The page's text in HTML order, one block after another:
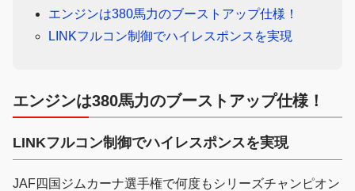
エンジンは380馬力のブーストアップ仕様！
LINKフルコン制御でハイレスポンスを実現
エンジンは380馬力のブーストアップ仕様！
LINKフルコン制御でハイレスポンスを実現
JAF四国ジムカーナ選手権で何度もシリーズチャンピオン